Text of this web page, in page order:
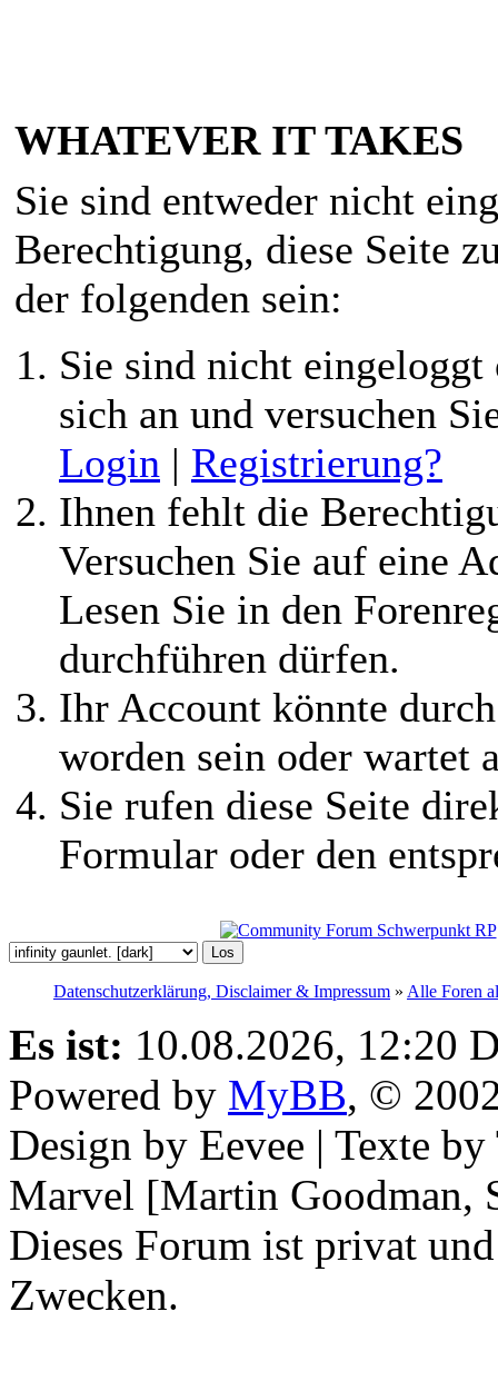
WHATEVER IT TAKES
Sie sind entweder nicht
Berechtigung, diese Seite
der folgenden sein:
Sie sind nicht
sich an und versuchen
Login | Registrierung?
Ihnen fehlt die
Versuchen Sie auf eine
Lesen Sie in den
durchführen dürfen.
Ihr Account könnte
worden sein oder wartet
Sie rufen diese Seite
Formular oder den
Datenschutzerklärung, Disclaimer & Impressum » Alle Foren
Es ist: 10.08.2026, 12:20
Powered by MyBB, ©
Design by Eevee | Texte
Marvel [Martin Goodman,
Dieses Forum ist privat
Zwecken.